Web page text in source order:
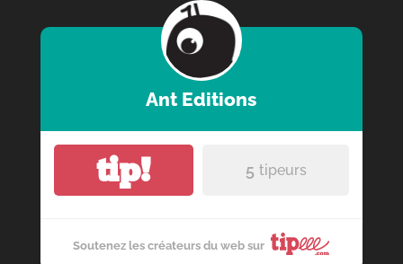
Ant Editions
tip! 5 tipeurs
Soutenez les créateurs du web sur